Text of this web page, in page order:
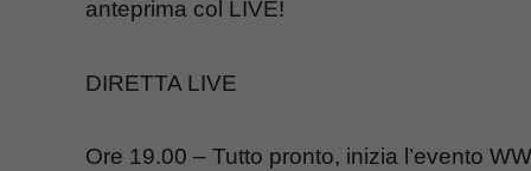
anteprima col LIVE!
DIRETTA LIVE
Ore 19.00 – Tutto pronto, inizia l’evento